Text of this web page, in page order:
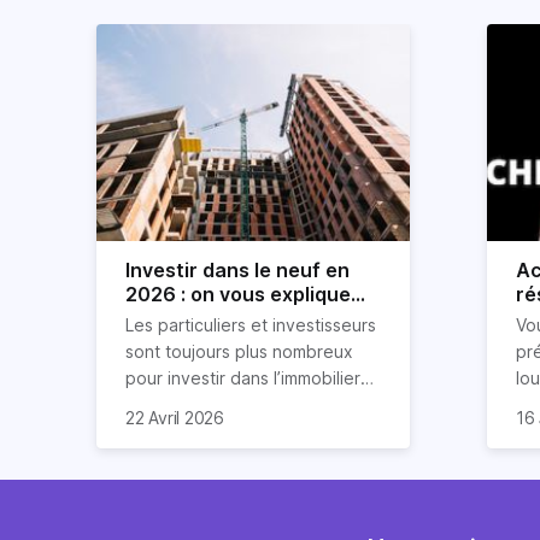
Investir dans le neuf en
2026 : on vous explique
tout !
Les particuliers et investisseurs
sont toujours plus nombreux
pour investir dans l’immobilier
expliquons tout dans cet
22 Avril 2026 16